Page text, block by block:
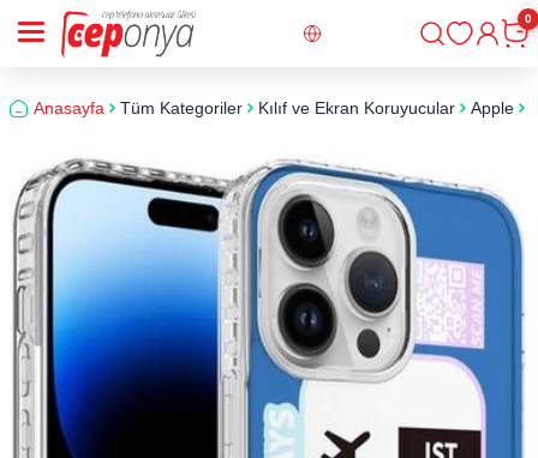
Giriş
0
Anasayfa Tüm Kategoriler Kılıf ve Ekran Koruyucular Apple